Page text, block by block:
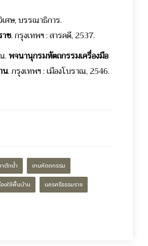
เศษ, บรรณาธิการ.
ช. กรุงเทพฯ : สารคดี, 2537.
.พจนานุกรมหัตถกรรมเครื่องมือ
น. กรุงเทพฯ : เมืองโบราณ, 2546.
ตักน้ำ งานหัตถกรรม
งใช้พื้นบ้าน นครศรีธรรมราช